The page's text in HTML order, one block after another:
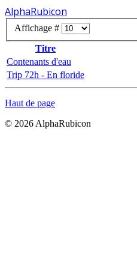
AlphaRubicon
Affichage #
Titre
Contenants d'eau
Trip 72h - En floride
Haut de page
© 2026 AlphaRubicon